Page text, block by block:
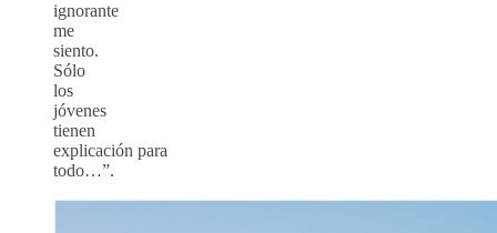
ignorante
me
siento.
Sólo
los
jóvenes
tienen
explicación para
todo…”.